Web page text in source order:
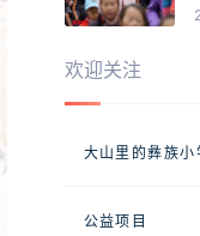
欢迎关注
大山里的彝族小
公益项目